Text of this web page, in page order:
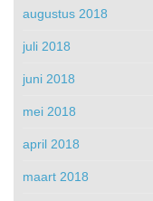
augustus 2018
juli 2018
juni 2018
mei 2018
april 2018
maart 2018